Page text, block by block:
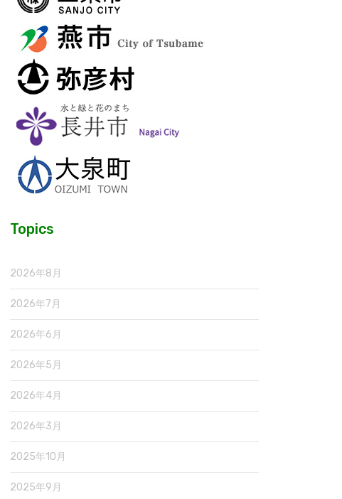
Topics
2026年8月
2026年7月
2026年6月
2026年5月
2026年4月
2026年3月
2025年10月
2025年9月